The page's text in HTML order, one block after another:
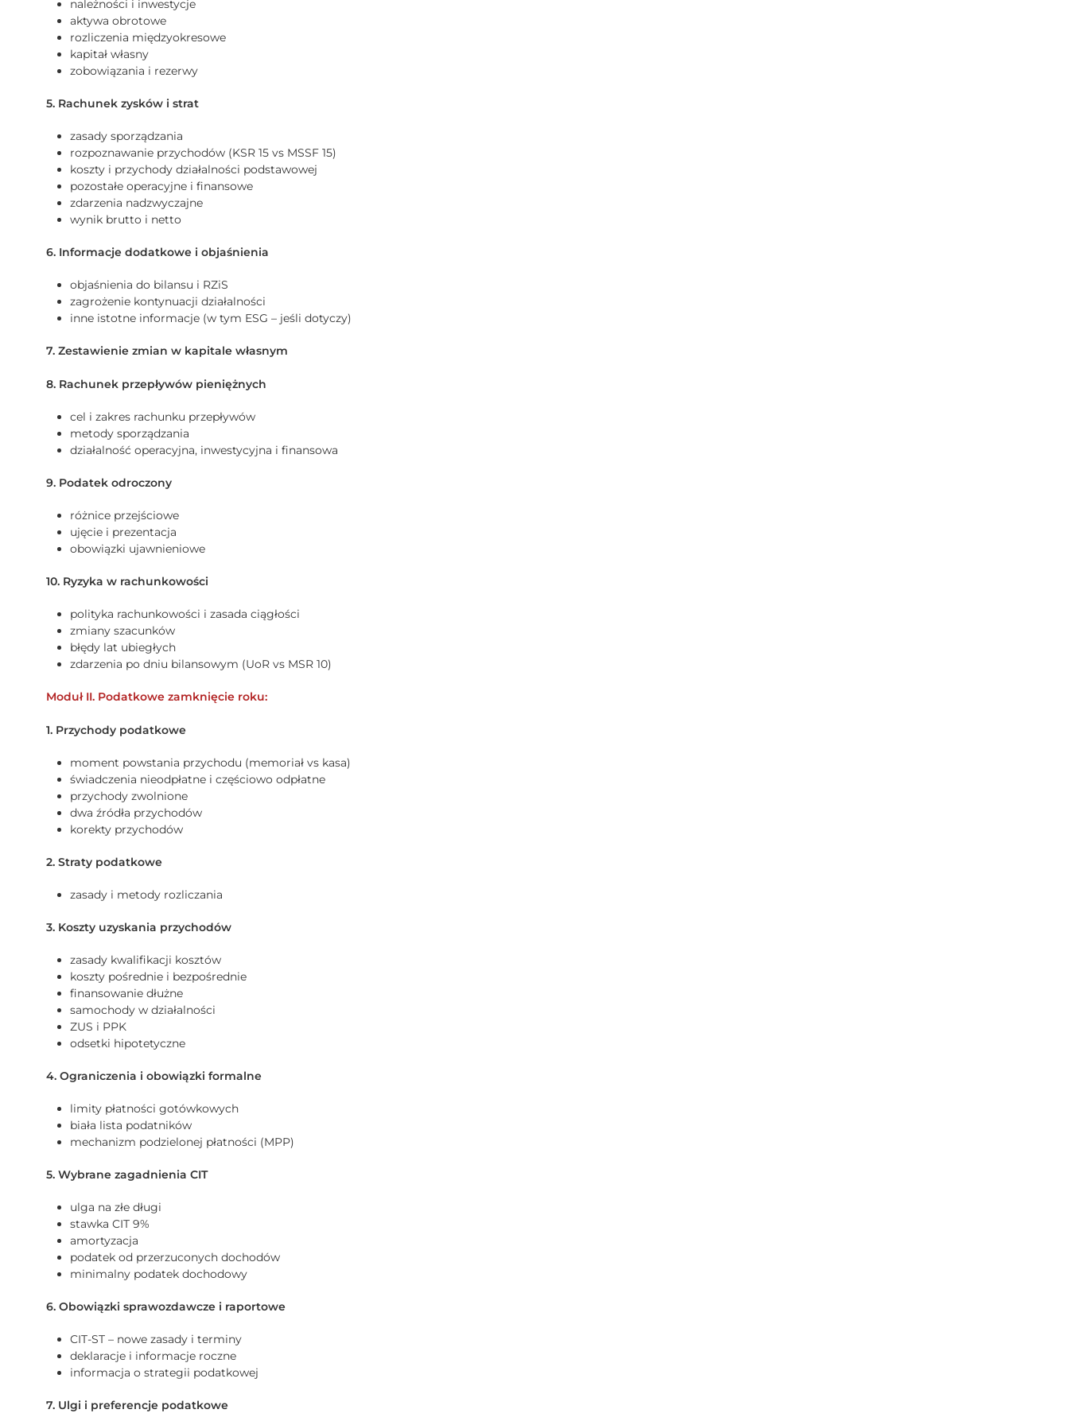
należności i inwestycje
aktywa obrotowe
rozliczenia międzyokresowe
kapitał własny
zobowiązania i rezerwy
5. Rachunek zysków i strat
zasady sporządzania
rozpoznawanie przychodów (KSR 15 vs MSSF 15)
koszty i przychody działalności podstawowej
pozostałe operacyjne i finansowe
zdarzenia nadzwyczajne
wynik brutto i netto
6. Informacje dodatkowe i objaśnienia
objaśnienia do bilansu i RZiS
zagrożenie kontynuacji działalności
inne istotne informacje (w tym ESG – jeśli dotyczy)
7. Zestawienie zmian w kapitale własnym
8. Rachunek przepływów pieniężnych
cel i zakres rachunku przepływów
metody sporządzania
działalność operacyjna, inwestycyjna i finansowa
9. Podatek odroczony
różnice przejściowe
ujęcie i prezentacja
obowiązki ujawnieniowe
10. Ryzyka w rachunkowości
polityka rachunkowości i zasada ciągłości
zmiany szacunków
błędy lat ubiegłych
zdarzenia po dniu bilansowym (UoR vs MSR 10)
Moduł II. Podatkowe zamknięcie roku:
1. Przychody podatkowe
moment powstania przychodu (memoriał vs kasa)
świadczenia nieodpłatne i częściowo odpłatne
przychody zwolnione
dwa źródła przychodów
korekty przychodów
2. Straty podatkowe
zasady i metody rozliczania
3. Koszty uzyskania przychodów
zasady kwalifikacji kosztów
koszty pośrednie i bezpośrednie
finansowanie dłużne
samochody w działalności
ZUS i PPK
odsetki hipotetyczne
4. Ograniczenia i obowiązki formalne
limity płatności gotówkowych
biała lista podatników
mechanizm podzielonej płatności (MPP)
5. Wybrane zagadnienia CIT
ulga na złe długi
stawka CIT 9%
amortyzacja
podatek od przerzuconych dochodów
minimalny podatek dochodowy
6. Obowiązki sprawozdawcze i raportowe
CIT-ST – nowe zasady i terminy
deklaracje i informacje roczne
informacja o strategii podatkowej
7. Ulgi i preferencje podatkowe